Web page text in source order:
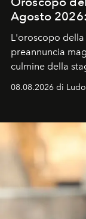
Agosto
L'oroscopo della
preannuncia
culmine della
favorevole della
ideale per la
08.08.2026 di